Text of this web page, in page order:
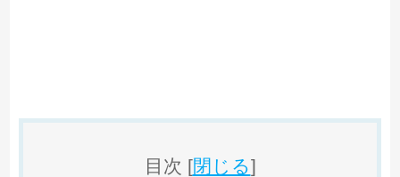
目次 [閉じる]